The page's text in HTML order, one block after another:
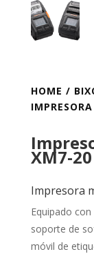
HOME /
XM7-20
Impresora
Equipado
soporte de
móvil de